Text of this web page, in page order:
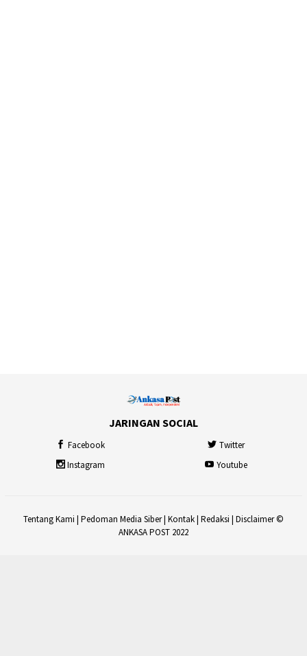
JARINGAN SOCIAL
Facebook
Twitter
Instagram
Youtube
Tentang Kami Pedoman Media Siber| Kontak Redaksi Disclaimer©
ANKASA POST 2022